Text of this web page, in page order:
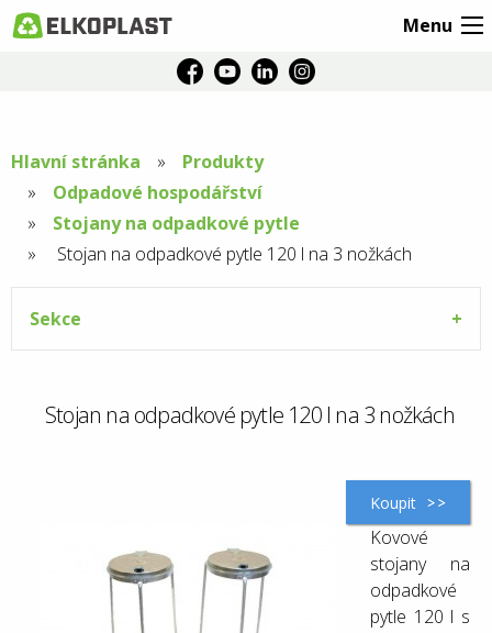
Menu
Hlavní stránka
Produkty
Odpadové hospodářství
Stojany na odpadkové pytle
Aktuální
stránka:
Stojan na odpadkové pytle 120 l na 3 nožkách
Sekce
Stojan na odpadkové pytle 120 l na 3 nožkách
Koupit
Kovové
stojany na
odpadkové
pytle 120 l s